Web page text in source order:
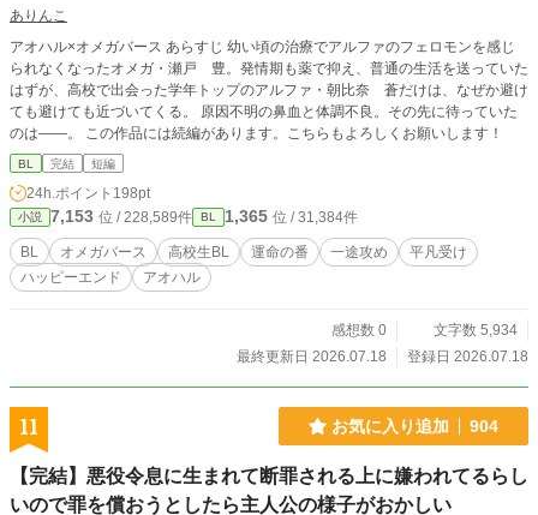
ありんこ
アオハル×オメガバース あらすじ 幼い頃の治療でアルファのフェロモンを感じ
られなくなったオメガ・瀬戸 豊。発情期も薬で抑え、普通の生活を送っていた
はずが、高校で出会った学年トップのアルファ・朝比奈 蒼だけは、なぜか避け
ても避けても近づいてくる。 原因不明の鼻血と体調不良。その先に待っていた
のは――。 この作品には続編があります。こちらもよろしくお願いします！
BL 完結 短編
24h.ポイント 198pt
小説 7,153 位 / 228,589件 BL 1,365 位 / 31,384件
BL オメガバース 高校生BL 運命の番 一途攻め
平凡受け
ハッピーエンド
アオハル
感想数 0
文字数 5,934
最終更新日 2026.07.18
登録日 2026.07.18
11 お気に入り追加 904
【完結】悪役令息に生まれて断罪される上に嫌われてるらし
いので罪を償おうとしたら主人公の様子がおかしい